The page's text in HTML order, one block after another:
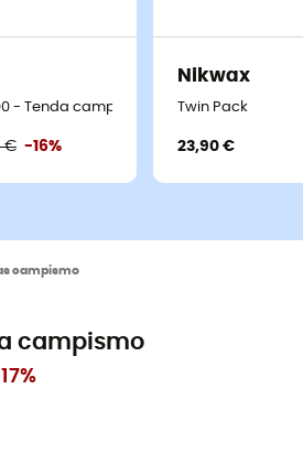
- Tenda campismo
€ -16%
Nikwax
Twin Pack
23,90 €
campismo
campismo